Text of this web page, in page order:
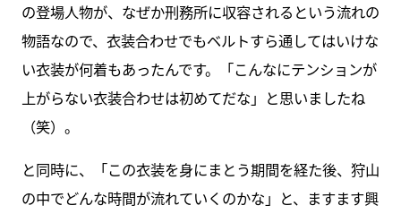
の登場人物が、なぜか刑務所に収容されるという流れの
物語なので、衣装合わせでもベルトすら通してはいけな
い衣装が何着もあったんです。「こんなにテンションが
上がらない衣装合わせは初めてだな」と思いましたね
（笑）。
と同時に、「この衣装を身にまとう期間を経た後、狩山
の中でどんな時間が流れていくのかな」と、ますます興